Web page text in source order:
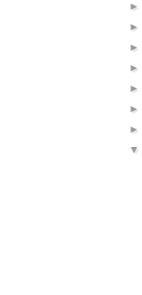
►
►
►
►
►
►
►
▼